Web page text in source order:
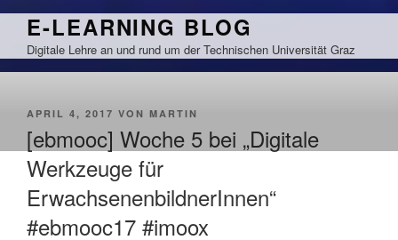
Zum
springen
E-LEARNING BLOG
Digitale Lehre an und rund um der Technischen Universität Graz
VERÖFFENTLICHT
APRIL 4, 2017 VON MARTIN
[ebmooc] Woche 5 bei „Digitale
Werkzeuge für
ErwachsenenbildnerInnen“
#ebmooc17 #imoox